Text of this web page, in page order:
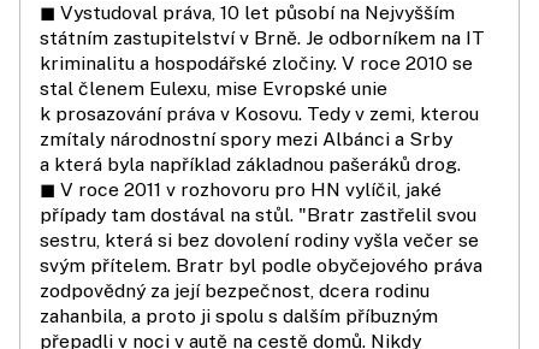
◼ Vystudoval práva, 10 let působí na Nejvyšším
státním zastupitelství v Brně. Je odborníkem na IT
kriminalitu a hospodářské zločiny. V roce 2010 se
stal členem Eulexu, mise Evropské unie
k prosazování práva v Kosovu. Tedy v zemi, kterou
zmítaly národnostní spory mezi Albánci a Srby
a která byla například základnou pašeráků drog.
◼ V roce 2011 v rozhovoru pro HN vylíčil, jaké
případy tam dostával na stůl. "Bratr zastřelil svou
sestru, která si bez dovolení rodiny vyšla večer se
svým přítelem. Bratr byl podle obyčejového práva
zodpovědný za její bezpečnost, dcera rodinu
zahanbila, a proto ji spolu s dalším příbuzným
přepadli v noci v autě na cestě domů. Nikdy